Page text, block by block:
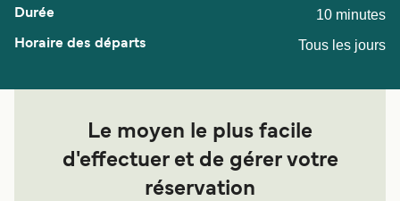
10 minutes
Tous les jours
Le moyen le plus facile
d'effectuer et de gérer votre
réservation